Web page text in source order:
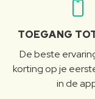
TOEGANG
De beste
korting op je
in de